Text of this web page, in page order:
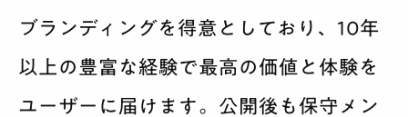
ブランディングを得意としており、10年
以上の豊富な経験で最高の価値と体験を
ユーザーに届けます。公開後も保守メン